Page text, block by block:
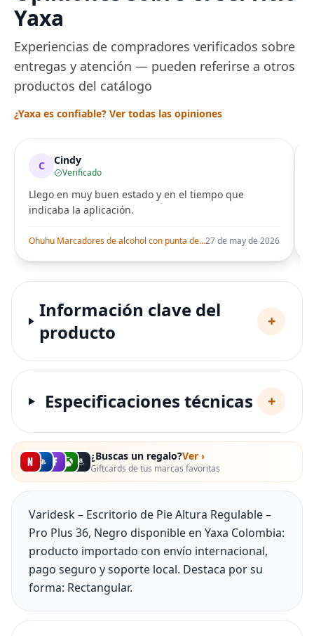
Yaxa
Experiencias de compradores verificados sobre
entregas y atención — pueden referirse a otros
productos del catálogo
¿Yaxa es confiable? Ver todas las opiniones
C Cindy
Verificado
Llego en muy buen estado y en el tiempo que
indicaba la aplicación.
Ohuhu Marcadores de alcohol con punta de pincel – Juego de marcadores artísticos de doble punta con certificación AP para artistas adultos27 de may de 2026
Información clave del
producto
+
Especificaciones técnicas +
¿Buscas un regalo?Ver ›
Giftcards de tus marcas favoritas
Varidesk – Escritorio de Pie Altura Regulable –
Pro Plus 36, Negro disponible en Yaxa Colombia:
producto importado con envío internacional,
pago seguro y soporte local. Destaca por su
forma: Rectangular.